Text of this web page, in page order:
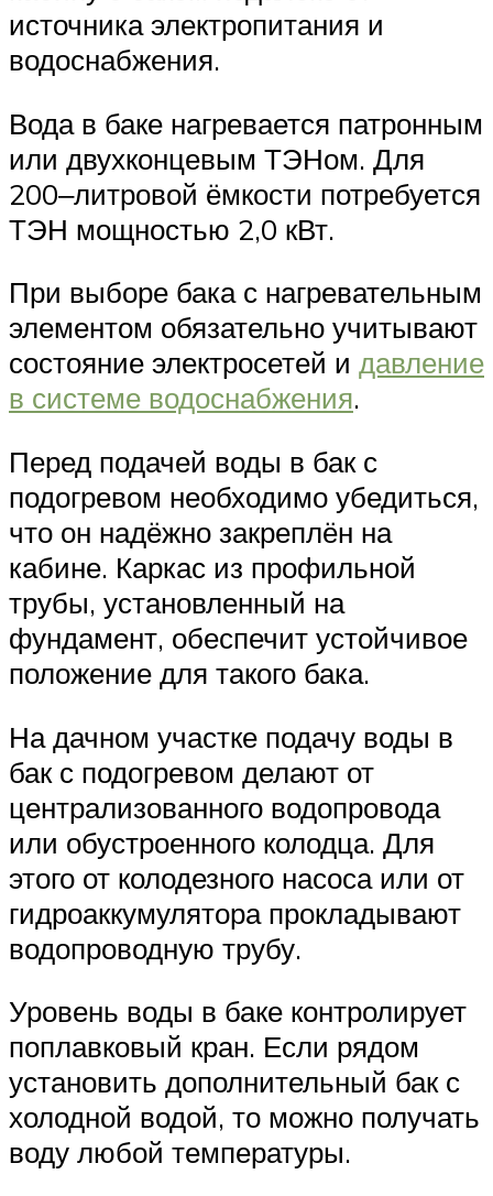
источника электропитания и
водоснабжения.
Вода в баке нагревается патронным
или двухконцевым ТЭНом. Для
200‒литровой ёмкости потребуется
ТЭН мощностью 2,0 кВт.
При выборе бака с нагревательным
элементом обязательно учитывают
состояние электросетей и давление
в системе водоснабжения.
Перед подачей воды в бак с
подогревом необходимо убедиться,
что он надёжно закреплён на
кабине. Каркас из профильной
трубы, установленный на
фундамент, обеспечит устойчивое
положение для такого бака.
На дачном участке подачу воды в
бак с подогревом делают от
централизованного водопровода
или обустроенного колодца. Для
этого от колодезного насоса или от
гидроаккумулятора прокладывают
водопроводную трубу.
Уровень воды в баке контролирует
поплавковый кран. Если рядом
установить дополнительный бак с
холодной водой, то можно получать
воду любой температуры.